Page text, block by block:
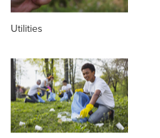
Utilities